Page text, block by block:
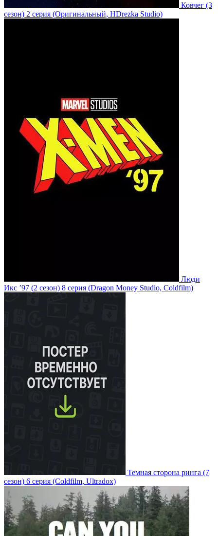
Ковчег (3
сезон) 2 серия (Оригинальный, HDrezka Studio)
Люди
Икс ’97 (2 сезон) 8 серия (Dragon Money Studio, Coldfilm)
Темная сторона ринга (7
сезон) 6 серия (Coldfilm, Ultradox)